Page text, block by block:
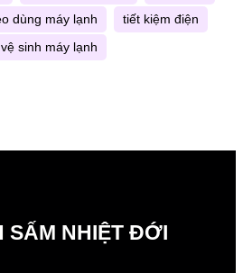
dùng máy lạnh tiết kiệm điện
vệ sinh máy lạnh
SẤM NHIỆT ĐỚI